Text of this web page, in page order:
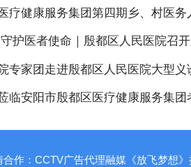
疗健康服务集团第四期乡、村医务
护医者使命｜殷都区人民医院召
专家团走进殷都区人民医院大型义
临安阳市殷都区医疗健康服务集团
合作：CCTV广告代理融媒《放飞梦想》